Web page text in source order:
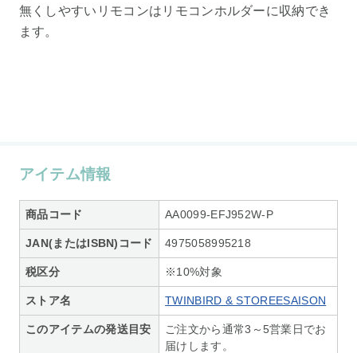
無くしやすいリモコンはリモコンホルダーに収納でき
ます。
アイテム情報
商品コード AA0099-EFJ952W-P
JAN(またはISBN)コード 4975058995218
税区分 ※10%対象
ストア名 TWINBIRD & STOREESAISON
このアイテムの発送目安
ご注文から通常3～5営業日でお
届けします。